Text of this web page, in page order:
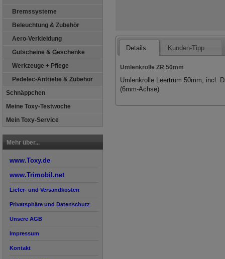
Bremssysteme
Beleuchtung & Zubehör
Aero-Verkleidung
Gutscheine & Geschenke
Werkzeuge + Pflege
Pedelec-Antriebe & Zubehör
Schnäppchen
Meine Toxy-Testwoche
Mein Toxy-Service
Mehr über...
www.Toxy.de
www.Trimobil.net
Liefer- und Versandkosten
Privatsphäre und Datenschutz
Unsere AGB
Impressum
Kontakt
Details Kunden-Tipp
Umlenkrolle ZR 50mm
Umlenkrolle Leertrum 50mm, incl.
(6mm-Achse)